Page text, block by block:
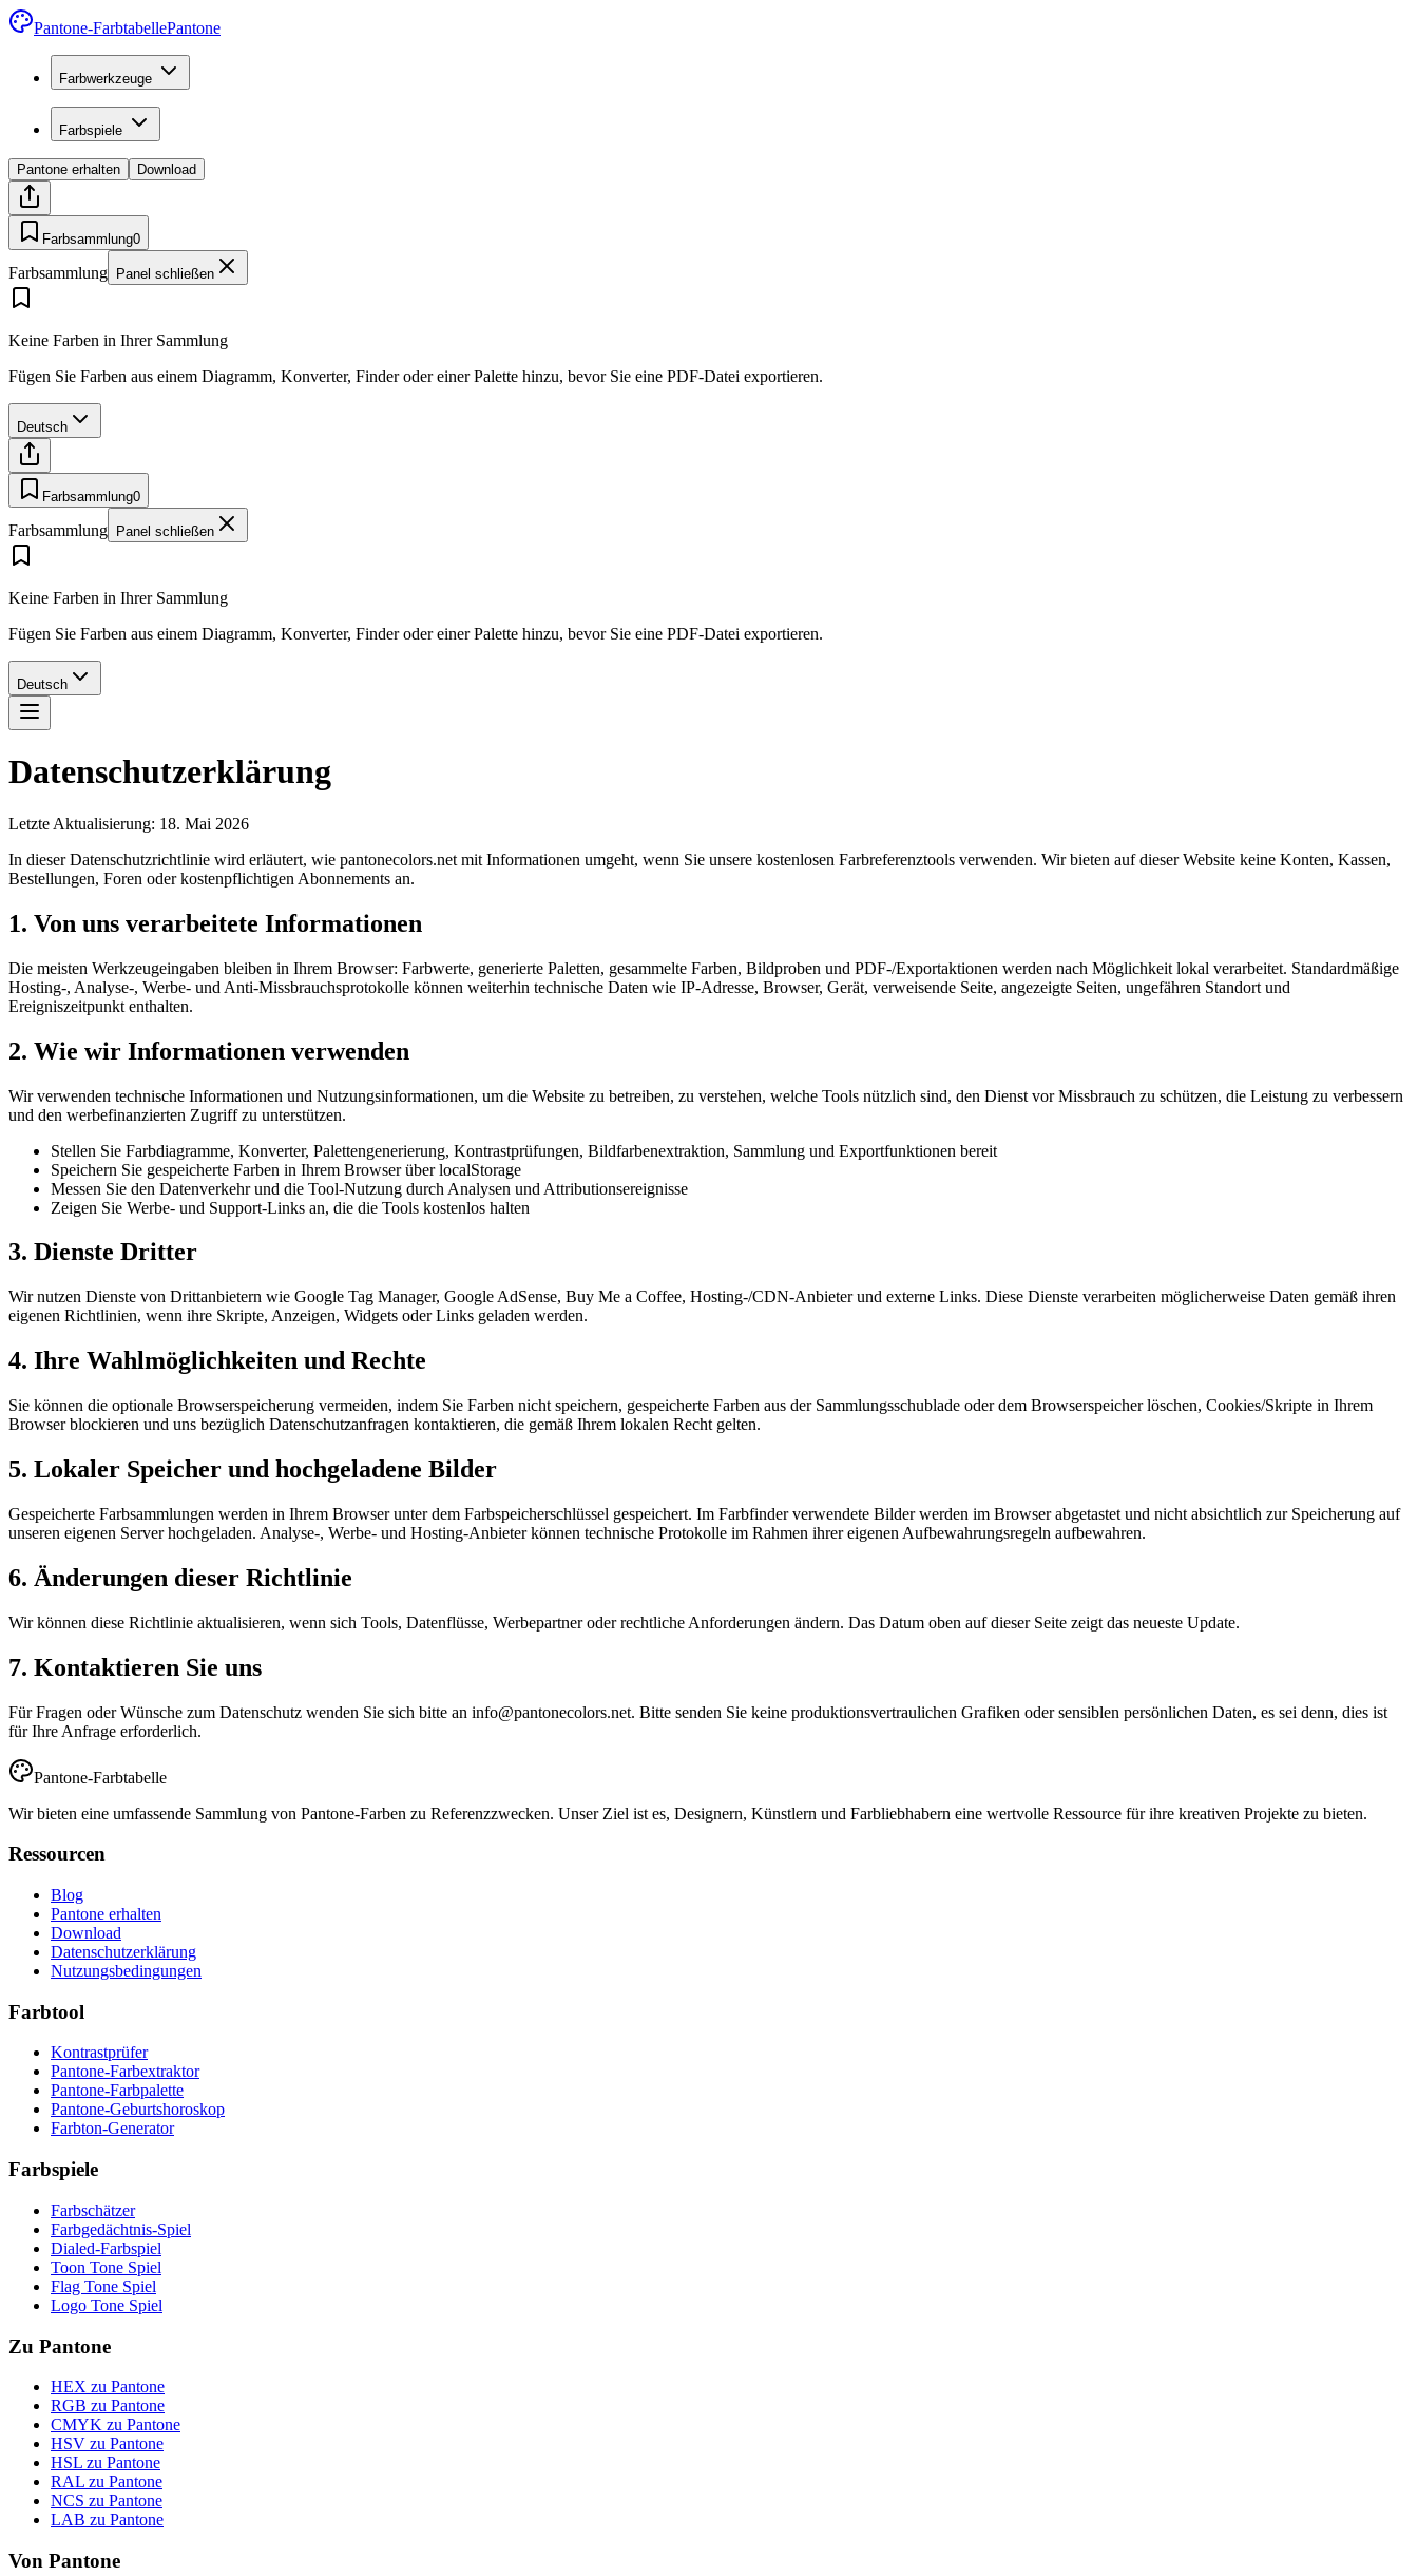
Pantone-FarbtabellePantone
Farbwerkzeuge
Farbspiele
Pantone erhalten Download
Farbsammlung0
Farbsammlung Panel schließen
Keine Farben in Ihrer Sammlung
Fügen Sie Farben aus einem Diagramm, Konverter, Finder oder einer Palette hinzu, bevor Sie eine PDF-Datei exportieren.
Deutsch
Farbsammlung0
Farbsammlung Panel schließen
Keine Farben in Ihrer Sammlung
Fügen Sie Farben aus einem Diagramm, Konverter, Finder oder einer Palette hinzu, bevor Sie eine PDF-Datei exportieren.
Deutsch
Datenschutzerklärung
Letzte Aktualisierung: 18. Mai 2026
In dieser Datenschutzrichtlinie wird erläutert, wie pantonecolors.net mit Informationen umgeht, wenn Sie unsere kostenlosen Farbreferenztools verwenden. Wir bieten auf dieser Website keine Konten, Kassen,
Bestellungen, Foren oder kostenpflichtigen Abonnements an.
1. Von uns verarbeitete Informationen
Die meisten Werkzeugeingaben bleiben in Ihrem Browser: Farbwerte, generierte Paletten, gesammelte Farben, Bildproben und PDF-/Exportaktionen werden nach Möglichkeit lokal verarbeitet. Standardmäßige
Hosting-, Analyse-, Werbe- und Anti-Missbrauchsprotokolle können weiterhin technische Daten wie IP-Adresse, Browser, Gerät, verweisende Seite, angezeigte Seiten, ungefähren Standort und
Ereigniszeitpunkt enthalten.
2. Wie wir Informationen verwenden
Wir verwenden technische Informationen und Nutzungsinformationen, um die Website zu betreiben, zu verstehen, welche Tools nützlich sind, den Dienst vor Missbrauch zu schützen, die Leistung zu verbessern
und den werbefinanzierten Zugriff zu unterstützen.
Stellen Sie Farbdiagramme, Konverter, Palettengenerierung, Kontrastprüfungen, Bildfarbenextraktion, Sammlung und Exportfunktionen bereit
Speichern Sie gespeicherte Farben in Ihrem Browser über localStorage
Messen Sie den Datenverkehr und die Tool-Nutzung durch Analysen und Attributionsereignisse
Zeigen Sie Werbe- und Support-Links an, die die Tools kostenlos halten
3. Dienste Dritter
Wir nutzen Dienste von Drittanbietern wie Google Tag Manager, Google AdSense, Buy Me a Coffee, Hosting-/CDN-Anbieter und externe Links. Diese Dienste verarbeiten möglicherweise Daten gemäß ihren
eigenen Richtlinien, wenn ihre Skripte, Anzeigen, Widgets oder Links geladen werden.
4. Ihre Wahlmöglichkeiten und Rechte
Sie können die optionale Browserspeicherung vermeiden, indem Sie Farben nicht speichern, gespeicherte Farben aus der Sammlungsschublade oder dem Browserspeicher löschen, Cookies/Skripte in Ihrem
Browser blockieren und uns bezüglich Datenschutzanfragen kontaktieren, die gemäß Ihrem lokalen Recht gelten.
5. Lokaler Speicher und hochgeladene Bilder
Gespeicherte Farbsammlungen werden in Ihrem Browser unter dem Farbspeicherschlüssel gespeichert. Im Farbfinder verwendete Bilder werden im Browser abgetastet und nicht absichtlich zur Speicherung auf
unseren eigenen Server hochgeladen. Analyse-, Werbe- und Hosting-Anbieter können technische Protokolle im Rahmen ihrer eigenen Aufbewahrungsregeln aufbewahren.
6. Änderungen dieser Richtlinie
Wir können diese Richtlinie aktualisieren, wenn sich Tools, Datenflüsse, Werbepartner oder rechtliche Anforderungen ändern. Das Datum oben auf dieser Seite zeigt das neueste Update.
7. Kontaktieren Sie uns
Für Fragen oder Wünsche zum Datenschutz wenden Sie sich bitte an info@pantonecolors.net. Bitte senden Sie keine produktionsvertraulichen Grafiken oder sensiblen persönlichen Daten, es sei denn, dies ist
für Ihre Anfrage erforderlich.
Pantone-Farbtabelle
Wir bieten eine umfassende Sammlung von Pantone-Farben zu Referenzzwecken. Unser Ziel ist es, Designern, Künstlern und Farbliebhabern eine wertvolle Ressource für ihre kreativen Projekte zu bieten.
Ressourcen
Blog
Pantone erhalten
Download
Datenschutzerklärung
Nutzungsbedingungen
Farbtool
Kontrastprüfer
Pantone-Farbextraktor
Pantone-Farbpalette
Pantone-Geburtshoroskop
Farbton-Generator
Farbspiele
Farbschätzer
Farbgedächtnis-Spiel
Dialed-Farbspiel
Toon Tone Spiel
Flag Tone Spiel
Logo Tone Spiel
Zu Pantone
HEX zu Pantone
RGB zu Pantone
CMYK zu Pantone
HSV zu Pantone
HSL zu Pantone
RAL zu Pantone
NCS zu Pantone
LAB zu Pantone
Von Pantone